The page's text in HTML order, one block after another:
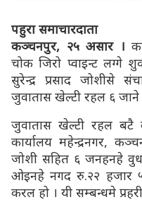
पहुरा समाचारदाता
कञ्चनपुर, २५ असार ।
चोक जिरो प्वाइन्ट लग्गे
सुरेन्द्र प्रसाद जोशीसे
जुवातास खेल्टी रहल ६ जाने
जुवातास खेल्टी रहल बटै
कार्यालय महेन्द्रनगर,
जोशी सहित ६ जनहनहे
ओइनहे नगद रु.२२ हजार
करल हो । यी सम्बन्धमे